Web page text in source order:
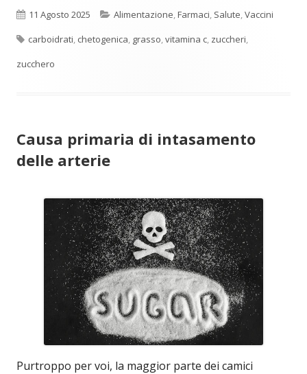
Pubblicato
11 Agosto 2025 Categorie
Alimentazione,Farmaci, Salute,Vaccini
Tag
carboidrati, chetogenica, grasso,vitamina c, zuccheri,
zucchero
Causa primaria di intasamento
delle arterie
Purtroppo per voi, la maggior parte dei camici